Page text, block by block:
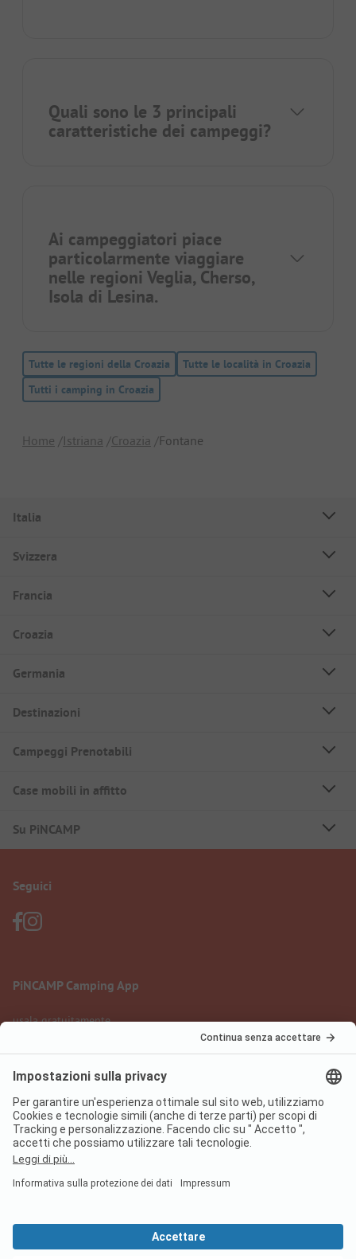
Quali sono le 3 principali
caratteristiche dei campeggi?
Ai campeggiatori piace
particolarmente viaggiare
nelle regioni Veglia, Cherso,
Isola di Lesina.
Tutte le regioni della Croazia
Tutte le località in Croazia
Tutti i camping in Croazia
Home Istriana Croazia Fontane
Italia
Svizzera
Francia
Croazia
Germania
Destinazioni
Campeggi Prenotabili
Case mobili in affitto
Su PiNCAMP
Seguici
PiNCAMP Camping App
usala gratuitamente
Informazione legale
Protezione dati
Condizioni d'uso
Regolamento sui servizi digitali